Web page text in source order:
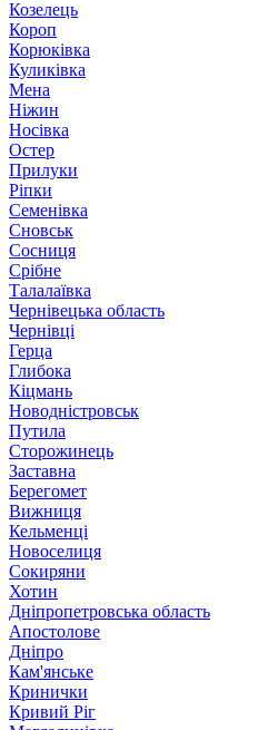
Козелець
Короп
Корюківка
Куликівка
Мена
Ніжин
Носівка
Остер
Прилуки
Ріпки
Семенівка
Сновськ
Сосниця
Срібне
Талалаївка
Чернівецька область
Чернівці
Герца
Глибока
Кіцмань
Новодністровськ
Путила
Сторожинець
Заставна
Берегомет
Вижниця
Кельменці
Новоселиця
Сокиряни
Хотин
Дніпропетровська область
Апостолове
Дніпро
Кам'янське
Кринички
Кривий Ріг